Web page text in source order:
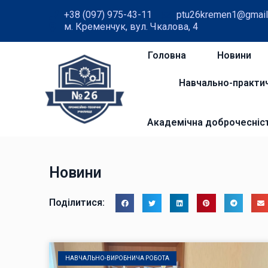
+38 (097) 975-43-11
м. Кременчук, вул. Чкалова, 4
Головна Новини
Навчально-
Академічна
Новини
Поділитися:
НАВЧАЛЬНО-ВИРОБНИЧА РОБОТА